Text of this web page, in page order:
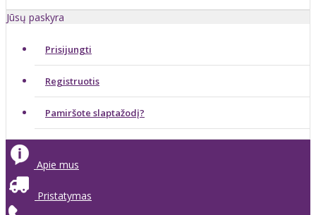
Jūsų paskyra
Prisijungti
Registruotis
Pamiršote slaptažodį?
Apie mus
Pristatymas